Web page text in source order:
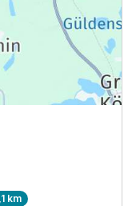
p.P. ab 240,00 €
km